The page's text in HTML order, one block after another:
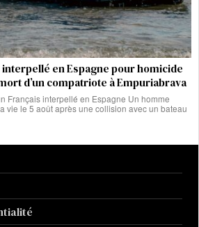
interpellé en Espagne pour homicide
d’un compatriote à Empuriabrava
Français interpellé en Espagne Un homme
vie le 5 août après une collision avec un bateau